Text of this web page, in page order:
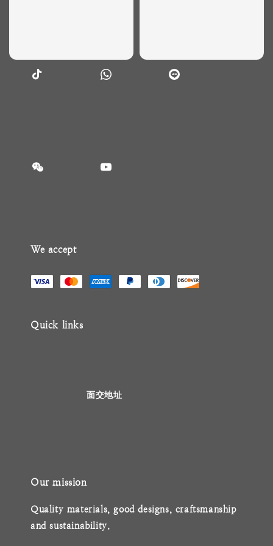
We accept
Quick links
Our mission
Quality materials, good designs, craftsmanship
and sustainability.